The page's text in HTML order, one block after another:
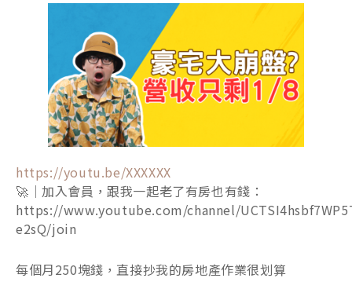
https://youtu.be/XXXXXX
🚀｜加入會員，跟我一起老了有房也有錢：
https://www.youtube.com/channel/
e2sQ/join
每個月250塊錢，直接抄我的房地產作業很划算